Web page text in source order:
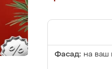
Фасад: на ваш